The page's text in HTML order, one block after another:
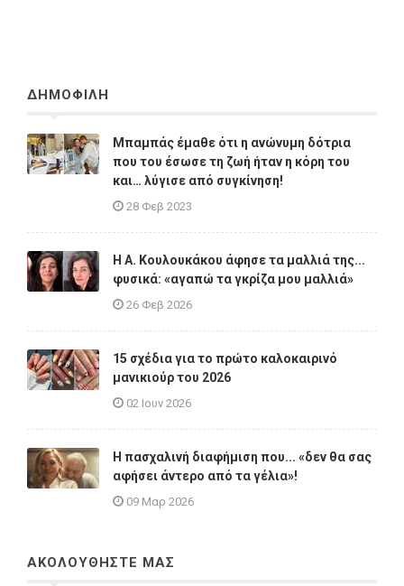
ΔΗΜΟΦΙΛΗ
Μπαμπάς έμαθε ότι η ανώνυμη δότρια
που του έσωσε τη ζωή ήταν η κόρη του
και… λύγισε από συγκίνηση!
28 Φεβ 2023
Η A. Κουλουκάκου άφησε τα μαλλιά της...
φυσικά: «αγαπώ τα γκρίζα μου μαλλιά»
26 Φεβ 2026
15 σχέδια για το πρώτο καλοκαιρινό
μανικιούρ του 2026
02 Ιουν 2026
Η πασχαλινή διαφήμιση που... «δεν θα σας
αφήσει άντερο από τα γέλια»!
09 Μαρ 2026
ΑΚΟΛΟΥΘΗΣΤΕ ΜΑΣ